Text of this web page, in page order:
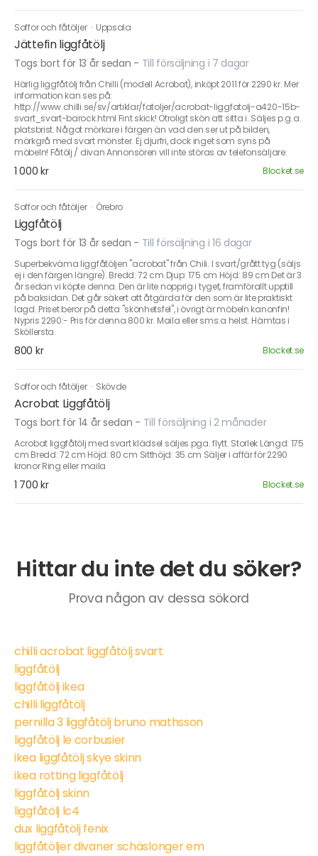
Soffor och fåtöljer · Uppsala
Jättefin liggfåtölj
Togs bort för 13 år sedan - Till försäljning i 7 dagar
Härlig liggfåtölj från Chilli (modell Acrobat), inköpt 2011 för 2290 kr. Mer
information kan ses på:
http://www.chilli.se/sv/artiklar/fatoljer/acrobat-liggfatolj-a420-15b-
svart_svart-barock.html Fint skick! Otroligt skön att sitta i. Säljes p.g.a.
platsbrist. Något mörkare i färgen än vad den ser ut på bilden,
mörkgrå med svart mönster. Ej djurfri, dock inget som syns på
möbeln! Fåtölj / divan Annonsören vill inte störas av telefonsäljare.
1 000 kr Blocket.se
Soffor och fåtöljer · Örebro
Liggfåtölj
Togs bort för 13 år sedan - Till försäljning i 16 dagar
Superbekväma liggfåtöljen "acrobat" från Chili. I svart/grått tyg (säljs
ej i den färgen längre). Bredd: 72 cm Djup: 175 cm Höjd: 89 cm Det är 3
år sedan vi köpte denna. Den är lite nopprig i tyget, framförallt upptill
på baksidan. Det går säkert att åtgärda för den som är lite praktiskt
lagd. Priset beror på detta "skönhetsfel", i övrigt är möbeln kanonfin!
Nypris 2290:- Pris för denna 800 kr. Maila eller sms:a helst. Hämtas i
Sköllersta.
800 kr Blocket.se
Soffor och fåtöljer · Skövde
Acrobat Liggfåtölj
Togs bort för 14 år sedan - Till försäljning i 2 månader
Acrobat liggfåtölj med svart klädsel säljes pga. flytt. Storlek Längd: 175
cm Bredd: 72 cm Höjd: 80 cm Sitthöjd: 35 cm Säljer i affär för 2290
kronor Ring eller maila
1 700 kr Blocket.se
Hittar du inte det du söker?
Prova någon av dessa sökord
chilli acrobat liggfåtölj svart
liggfåtölj
liggfåtölj ikea
chilli liggfåtölj
pernilla 3 liggfåtölj bruno mathsson
liggfåtölj le corbusier
ikea liggfåtölj skye skinn
ikea rotting liggfåtölj
liggfåtölj skinn
liggfåtölj lc4
dux liggfåtölj fenix
liggfåtöljer divaner schäslonger em